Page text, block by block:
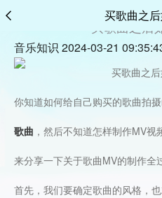
买歌曲之
买歌曲之后
音乐知识 2024-03-21
你知道如何给自己购买的歌曲拍
歌曲 ，然后不知道怎样制作MV
来分享一下关于歌曲MV的制作全
首先，我们要确定歌曲的风格，